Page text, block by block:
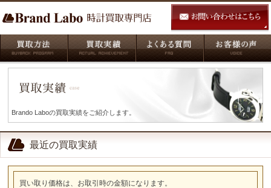
Brando Laboの買取実績をご紹介します。
最近の買取実績
買い取り価格は、お取引時の金額になります。